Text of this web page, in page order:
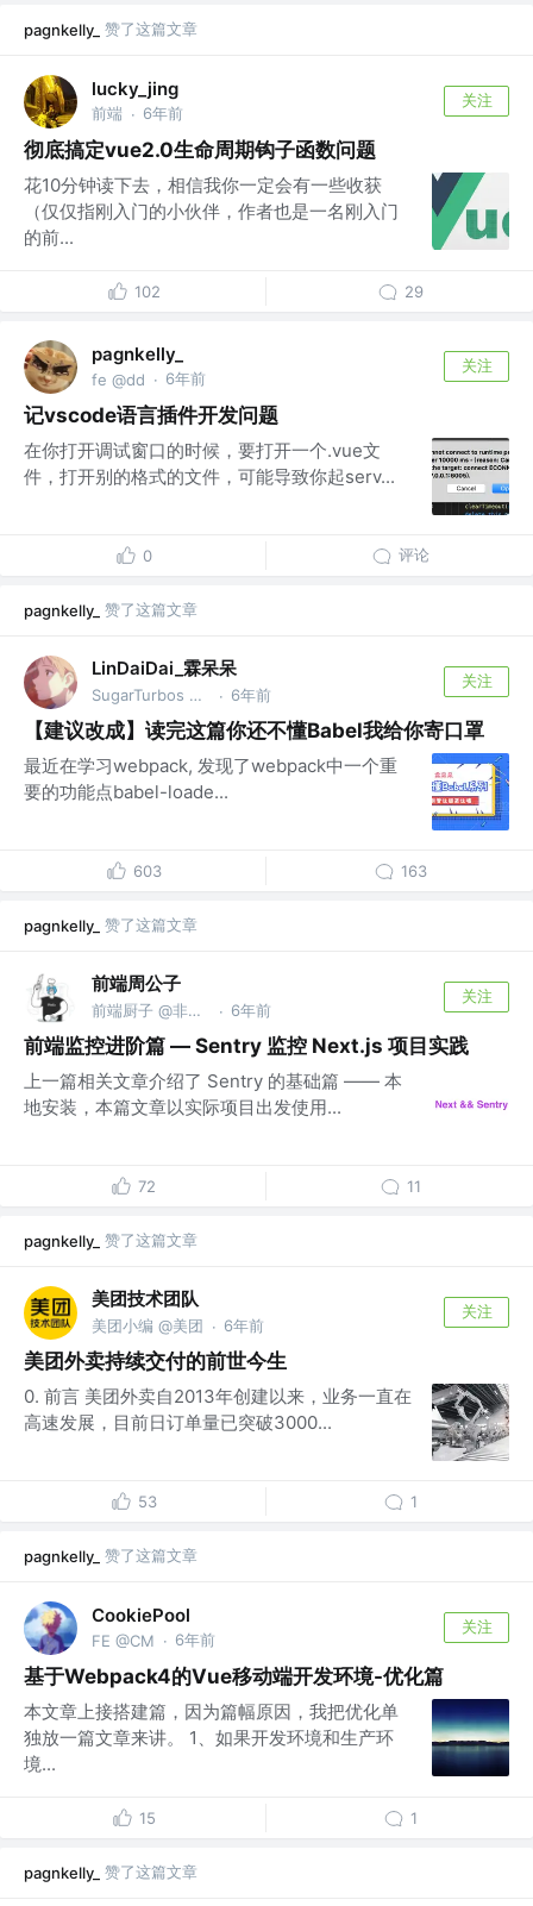
pagnkelly_ 赞了这篇文章
lucky_jing
前端 · 6年前
关注
彻底搞定vue2.0生命周期钩子函数问题
花10分钟读下去，相信我你一定会有一些收获
（仅仅指刚入门的小伙伴，作者也是一名刚入门
的前...
102 29
pagnkelly_
fe @dd · 6年前
关注
记vscode语言插件开发问题
在你打开调试窗口的时候，要打开一个.vue文
件，打开别的格式的文件，可能导致你起serv...
0 评论
pagnkelly_ 赞了这篇文章
LinDaiDai_霖呆呆
SugarTurbos Club 成员 · 6年前
关注
【建议改成】读完这篇你还不懂Babel我给你寄口罩
最近在学习webpack, 发现了webpack中一个重
要的功能点babel-loade...
603 163
pagnkelly_ 赞了这篇文章
前端周公子
前端厨子 @非著名👨‍🍳厨师专业学校 · 6年前
关注
前端监控进阶篇 — Sentry 监控 Next.js 项目实践
上一篇相关文章介绍了 Sentry 的基础篇 —— 本
地安装，本篇文章以实际项目出发使用...
72 11
pagnkelly_ 赞了这篇文章
美团技术团队
美团小编 @美团 · 6年前
关注
美团外卖持续交付的前世今生
0. 前言 美团外卖自2013年创建以来，业务一直在
高速发展，目前日订单量已突破3000...
53 1
pagnkelly_ 赞了这篇文章
CookiePool
FE @CM · 6年前
关注
基于Webpack4的Vue移动端开发环境-优化篇
本文章上接搭建篇，因为篇幅原因，我把优化单
独放一篇文章来讲。 1、如果开发环境和生产环
境...
15 1
pagnkelly_ 赞了这篇文章